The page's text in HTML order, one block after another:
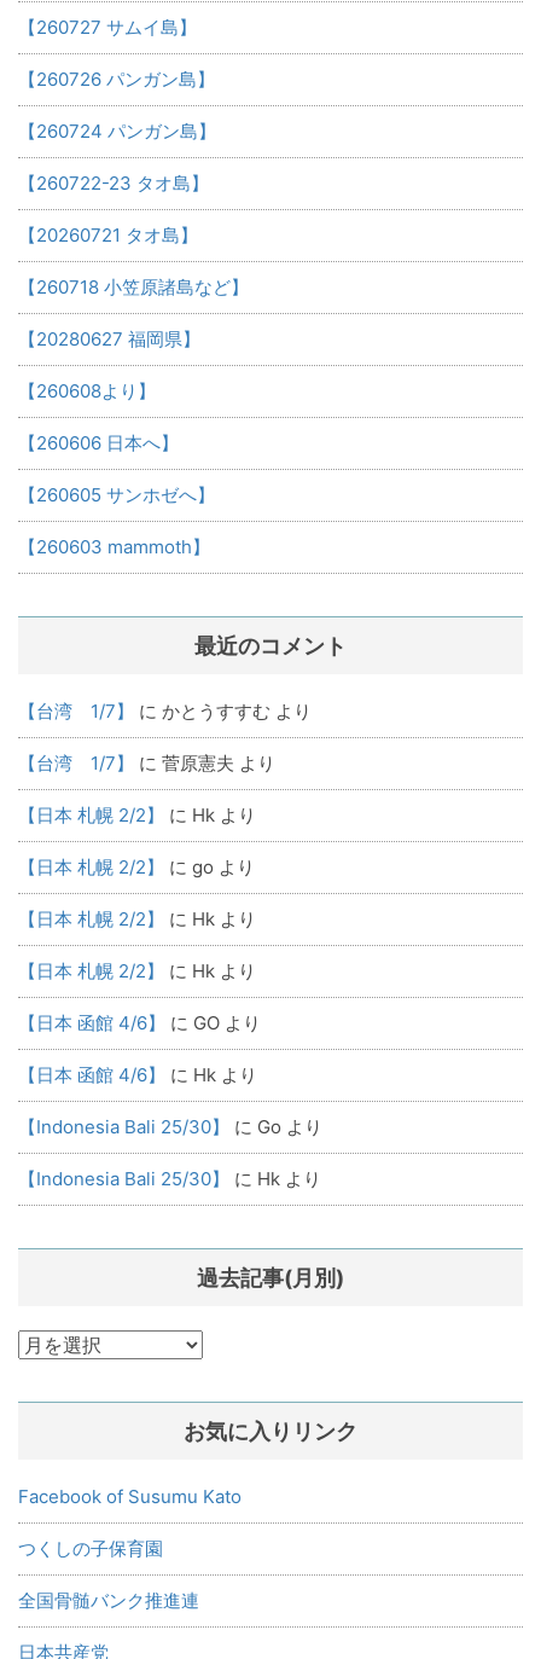
【260727 サムイ島】
【260726 パンガン島】
【260724 パンガン島】
【260722-23 タオ島】
【20260721 タオ島】
【260718 小笠原諸島など】
【20280627 福岡県】
【260608より】
【260606 日本へ】
【260605 サンホゼへ】
【260603 mammoth】
最近のコメント
【台湾 1/7】 に かとうすすむ より
【台湾 1/7】 に 菅原憲夫 より
【日本 札幌 2/2】 に Hk より
【日本 札幌 2/2】 に go より
【日本 札幌 2/2】 に Hk より
【日本 札幌 2/2】 に Hk より
【日本 函館 4/6】 に GO より
【日本 函館 4/6】 に Hk より
【Indonesia Bali 25/30】 に Go より
【Indonesia Bali 25/30】 に Hk より
過去記事(月別)
過
記
別)
お気に入りリンク
Facebook of Susumu Kato
つくしの子保育園
全国骨髄バンク推進連
日本共産党